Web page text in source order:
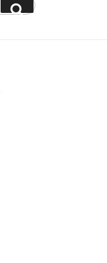
Search